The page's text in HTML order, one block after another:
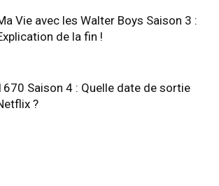
Vie avec les Walter Boys Saison 3 :
de la fin !
Saison 4 : Quelle date de sortie
?